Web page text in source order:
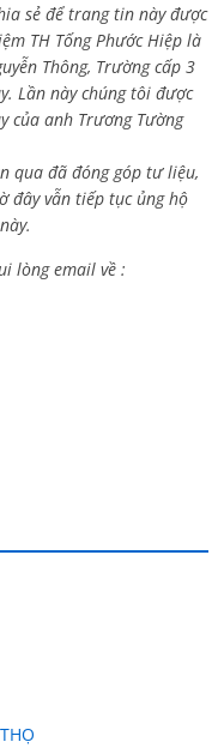
sẻ để trang tin này được
TH Tống Phước Hiệp là
Thông, Trường cấp 3
Lần này chúng tôi được
của anh Trương Tường
qua đã đóng góp tư liệu,
đây vẫn tiếp tục ủng hộ
lòng email về :